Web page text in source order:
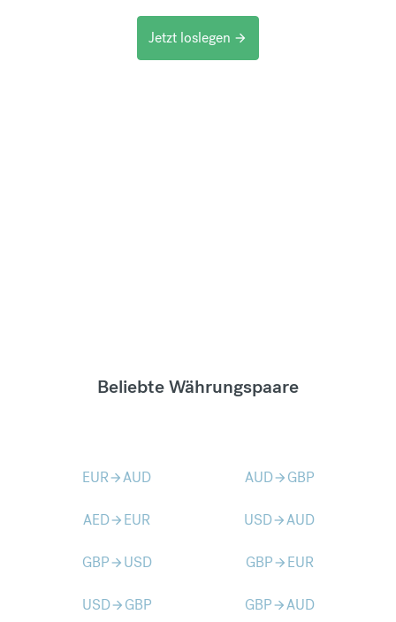
Jetzt loslegen arrow_forward
Beliebte Währungspaare
EURarrow_forwardAUD AUDarrow_forward GBP
AEDarrow_forward EUR USDarrow_forwardAUD
GBParrow_forward USD GBParrow_forward EUR
USDarrow_forward GBP GBParrow_forwardAUD